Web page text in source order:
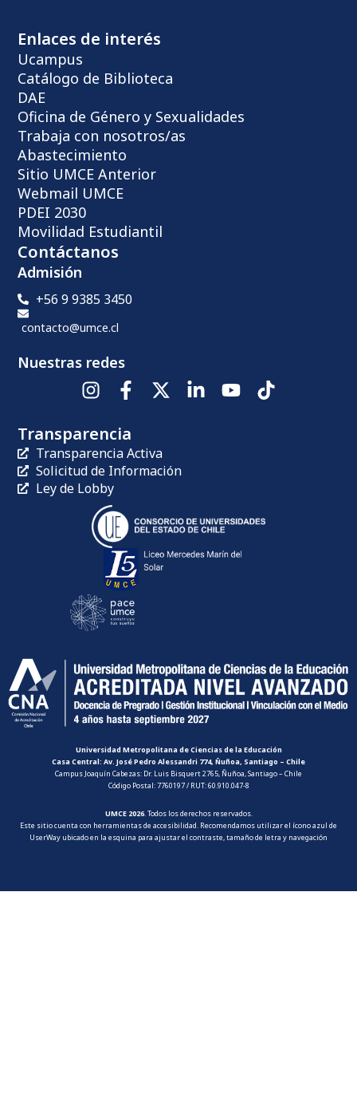
Enlaces de interés
Ucampus
Catálogo de Biblioteca
DAE
Oficina de Género y Sexualidades
Trabaja con nosotros/as
Abastecimiento
Sitio UMCE Anterior
Webmail UMCE
PDEI 2030
Movilidad Estudiantil
Contáctanos
Admisión
+56 9 9385 3450
contacto@umce.cl
Nuestras redes
Transparencia
Transparencia Activa
Solicitud de Información
Ley de Lobby
Universidad Metropolitana de Ciencias de la Educación
Casa Central: Av. José Pedro Alessandri 774, Ñuñoa, Santiago – Chile
Campus Joaquín Cabezas: Dr. Luis Bisquert 2765, Ñuñoa, Santiago – Chile
Código Postal: 7760197 / RUT: 60.910.047-8
UMCE 2026. Todos los derechos reservados.
Este sitio cuenta con herramientas de accesibilidad. Recomendamos utilizar el ícono azul de
UserWay ubicado en la esquina para ajustar el contraste, tamaño de letra y navegación